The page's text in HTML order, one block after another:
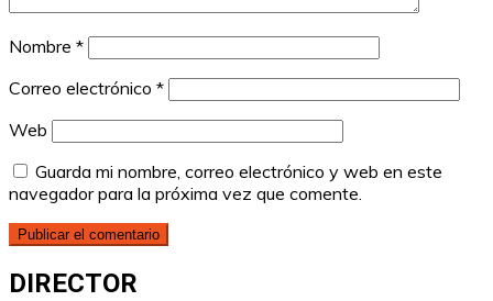
Nombre *
Correo electrónico *
Web
Guarda mi nombre, correo electrónico y web en este
navegador para la próxima vez que comente.
DIRECTOR